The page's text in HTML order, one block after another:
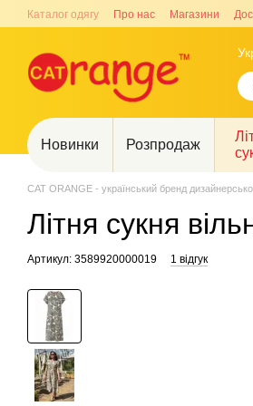
Перейти до основного контенту
Каталог одягу Про нас Магазини
Новинки Розпродаж
CAT ORANGE - український бренд
Літня сукня
Артикул: 3589920000019 1 відгук